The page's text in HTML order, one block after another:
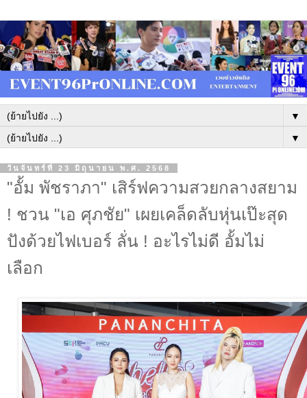
▼
▼
วันจันทร์ที่ 23 มิถุนายน พ.ศ. 2568
"อั้ม พัชราภา" เสิร์ฟความสวยกลางสยาม
! ชวน "เอ ศุภชัย" เผยเคล็ดลับหุ่นเป๊ะสุด
ปังด้วยไฟเบอร์ ลั่น ! อะไรไม่ดี อั้มไม่
เลือก